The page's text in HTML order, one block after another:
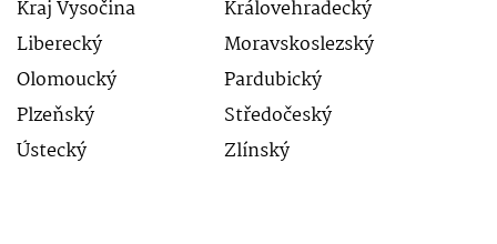
Kraj Vysočina
Královehradecký
Liberecký
Moravskoslezský
Olomoucký
Pardubický
Plzeňský
Středočeský
Ústecký
Zlínský